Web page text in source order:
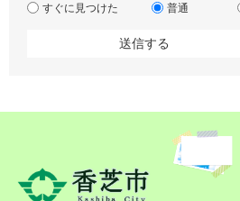
すぐに見つけた
普通